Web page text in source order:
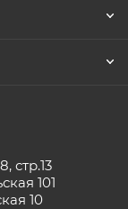
стр.13
101
10